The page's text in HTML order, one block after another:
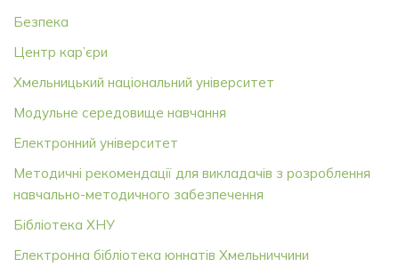
Безпека
Центр кар’єри
Хмельницький національний університет
Модульне середовище навчання
Електронний університет
Методичні рекомендації для викладачів з розроблення
навчально-методичного забезпечення
Бібліотека ХНУ
Електронна бібліотека юннатів Хмельниччини